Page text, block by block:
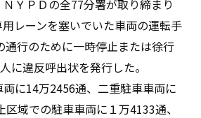
ＹＰＤの全77分署が取り締まり
レーンを塞いでいた車両の運転手
通行のために一時停止または徐行
に違反呼出状を発行した。
に14万2456通、二重駐車車両に
域での駐車車両に１万4133通、